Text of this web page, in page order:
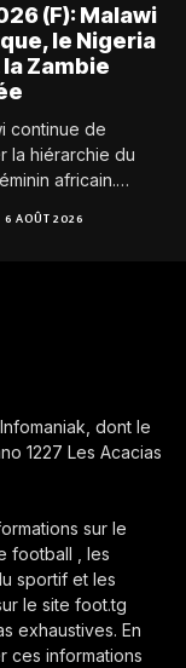
(F): Malawi
le Nigeria
Zambie
continue de
la hiérarchie du
africain.
6 AOÛT 2026
dont le
1227 Les Acacias
sur le
football , les
sportif et les
le site foot.tg
exhaustives. En
ces informations